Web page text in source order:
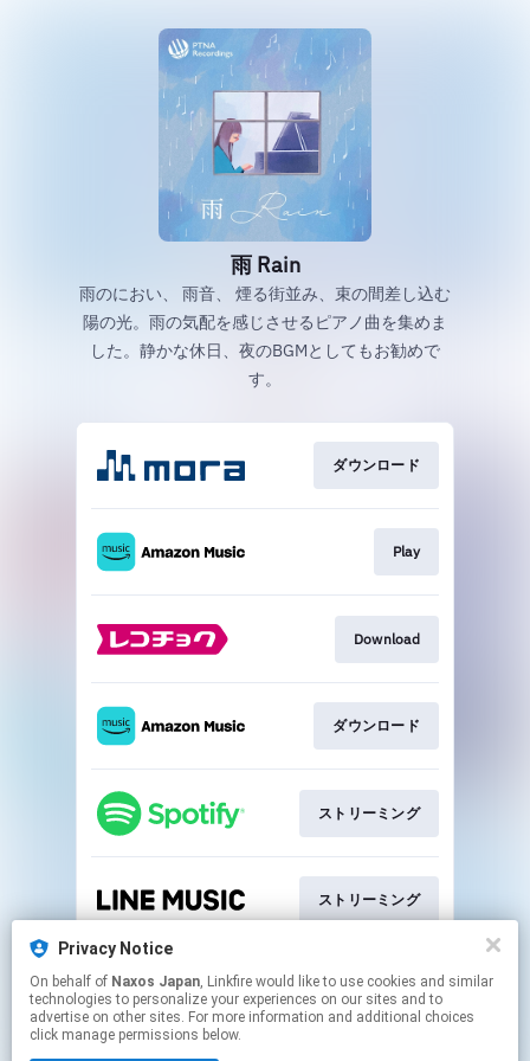
雨 Rain
雨のにおい、 雨音、 煙る街並み、束の間差し込む
陽の光。雨の気配を感じさせるピアノ曲を集めま
した。静かな休日、夜のBGMとしてもお勧めで
す。
ダウンロード
Play
Download
ダウンロード
ストリーミング
ストリーミング
ストリーミング
Privacy Notice
On behalf of Naxos Japan, Linkfire would like to use cookies and similar
technologies to personalize your experiences on our sites and to
advertise on other sites. For more information and additional choices
click manage permissions below.